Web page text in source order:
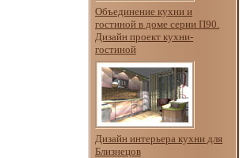
Объединение кухни и
гостиной в доме серии П90.
Дизайн проект кухни-
гостиной
Дизайн интерьера кухни для
Близнецов